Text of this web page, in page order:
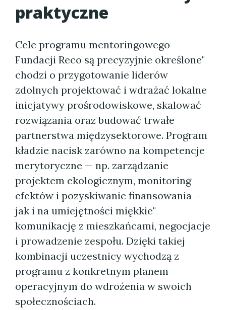
praktyczne
Cele programu mentoringowego
Fundacji Reco są precyzyjnie określone"
chodzi o przygotowanie liderów
zdolnych projektować i wdrażać lokalne
inicjatywy prośrodowiskowe, skalować
rozwiązania oraz budować trwałe
partnerstwa międzysektorowe. Program
kładzie nacisk zarówno na kompetencje
merytoryczne — np. zarządzanie
projektem ekologicznym, monitoring
efektów i pozyskiwanie finansowania —
jak i na umiejętności miękkie"
komunikację z mieszkańcami, negocjacje
i prowadzenie zespołu. Dzięki takiej
kombinacji uczestnicy wychodzą z
programu z konkretnym planem
operacyjnym do wdrożenia w swoich
społecznościach.